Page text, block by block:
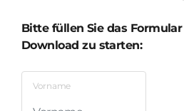
Bitte füllen Sie das
Download zu starten:
Vorname